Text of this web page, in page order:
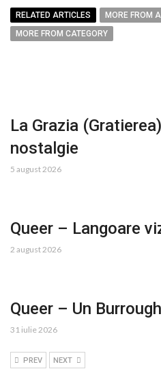
RELATED ARTICLES
MORE FROM
MORE FROM CATEGORY
La Grazia
nostalgie
5 august 2026
Queer – Langoare
2 august 2026
Queer – Un
31 iulie 2026
PREV NEXT